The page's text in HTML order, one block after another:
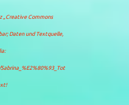
„Creative Commons
Daten und Textquelle,